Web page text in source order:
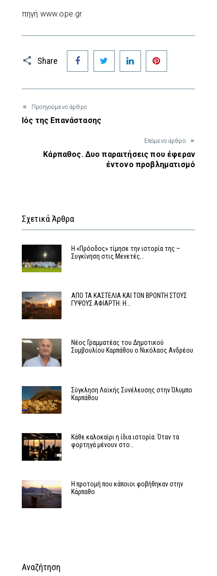
πηγή www.ope.gr
Share
Facebook Twitter LinkedIn
Προηγούμενο άρθρο
Ιός της Επανάστασης
Έπόμενο άρθρο
Κάρπαθος. Δυο παραιτήσεις που έφεραν
έντονο προβληματισμό
Σχετικά Άρθρα
Η «Πρόοδος» τίμησε την ιστορία της –
Συγκίνηση στις Μενετές…
ΑΠΟ ΤΑ ΚΑΣΤΕΛΙΑ ΚΑΙ ΤΟΝ ΒΡΟΝΤΗ ΣΤΟΥΣ
ΓΥΨΟΥΣ ΑΦΙΑΡΤΗ: Η…
Νέος Γραμματέας του Δημοτικού
Συμβουλίου Καρπάθου ο Νικόλαος Ανδρέου
Σύγκληση Λαϊκής Συνέλευσης στην Όλυμπο
Καρπάθου
Κάθε καλοκαίρι η ίδια ιστορία: Όταν τα
φορτηγά μένουν στο…
Η προτομή που κάποιοι φοβήθηκαν στην
Κάρπαθο
Αναζήτηση